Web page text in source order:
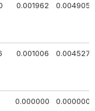
0.001962 0.004905
0.001006 0.004527
0.000000 0.000000